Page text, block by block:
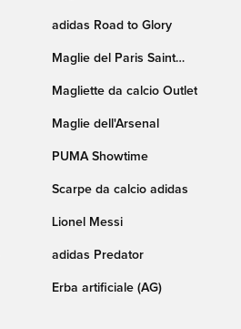
adidas Road to Glory
Maglie del Paris Saint
Magliette da calcio Outlet
Maglie dell'Arsenal
PUMA Showtime
Scarpe da calcio adidas
Lionel Messi
adidas Predator
Erba artificiale (AG)